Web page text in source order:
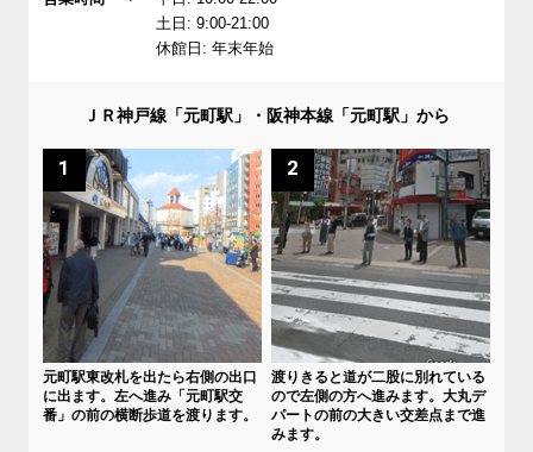
土日: 9:00-21:00
休館日: 年末年始
ＪＲ神戸線「元町駅」・阪神本線「元町駅」から
1
元町駅東改札を出たら右側の出口
に出ます。左へ進み「元町駅交
番」の前の横断歩道を渡ります。
2
渡りきると道が二股に別れている
ので左側の方へ進みます。大丸デ
パートの前の大きい交差点まで進
みます。